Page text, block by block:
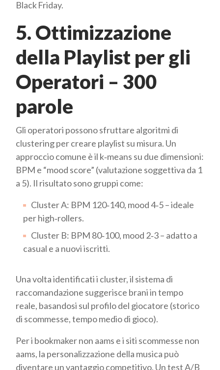
Black Friday.
5. Ottimizzazione
della Playlist per gli
Operatori – 300
parole
Gli operatori possono sfruttare algoritmi di
clustering per creare playlist su misura. Un
approccio comune è il k‑means su due dimensioni:
BPM e “mood score” (valutazione soggettiva da 1
a 5). Il risultato sono gruppi come:
Cluster A: BPM 120‑140, mood 4‑5 – ideale
per high‑rollers.
Cluster B: BPM 80‑100, mood 2‑3 – adatto a
casual e a nuovi iscritti.
Una volta identificati i cluster, il sistema di
raccomandazione suggerisce brani in tempo
reale, basandosi sul profilo del giocatore (storico
di scommesse, tempo medio di gioco).
Per i bookmaker non aams e i siti scommesse non
aams, la personalizzazione della musica può
diventare un vantaggio competitivo. Un test A/B